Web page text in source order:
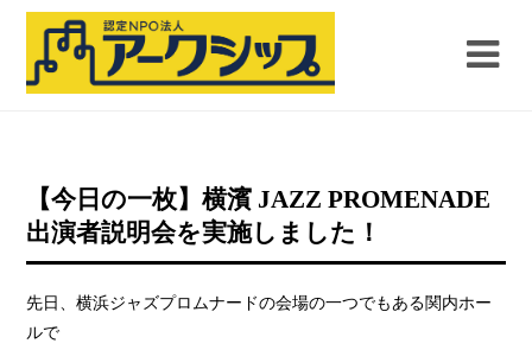
【今日の一枚】横濱 JAZZ PROMENADE
出演者説明会を実施しました！
先日、横浜ジャズプロムナードの会場の一つでもある関内ホー
ルで